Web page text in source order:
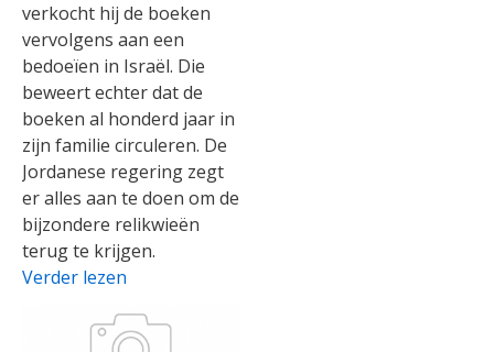
verkocht hij de boeken
vervolgens aan een
bedoeïen in Israël. Die
beweert echter dat de
boeken al honderd jaar in
zijn familie circuleren. De
Jordanese regering zegt
er alles aan te doen om de
bijzondere relikwieën
terug te krijgen.
Verder lezen